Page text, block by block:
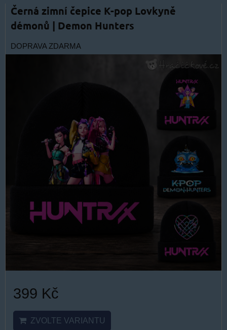
Černá zimní čepice K-pop Lovkyně
démonů | Demon Hunters
DOPRAVA ZDARMA
399 Kč
ZVOLTE VARIANTU